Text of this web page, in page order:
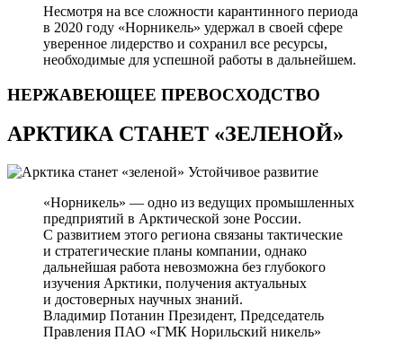
Несмотря на все сложности карантинного периода
в 2020 году «Норникель» удержал в своей сфере
уверенное лидерство и сохранил все ресурсы,
необходимые для успешной работы в дальнейшем.
НЕРЖАВЕЮЩЕЕ ПРЕВОСХОДСТВО
АРКТИКА СТАНЕТ «ЗЕЛЕНОЙ»
Устойчивое развитие
«Норникель» — одно из ведущих промышленных
предприятий в Арктической зоне России.
С развитием этого региона связаны тактические
и стратегические планы компании, однако
дальнейшая работа невозможна без глубокого
изучения Арктики, получения актуальных
и достоверных научных знаний.
Владимир Потанин Президент, Председатель
Правления ПАО «ГМК Норильский никель»